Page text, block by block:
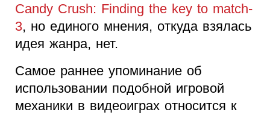
Candy Crush: Finding the key to match-
3, но единого мнения, откуда взялась
идея жанра, нет.
Самое раннее упоминание об
использовании подобной игровой
механики в видеоиграх относится к